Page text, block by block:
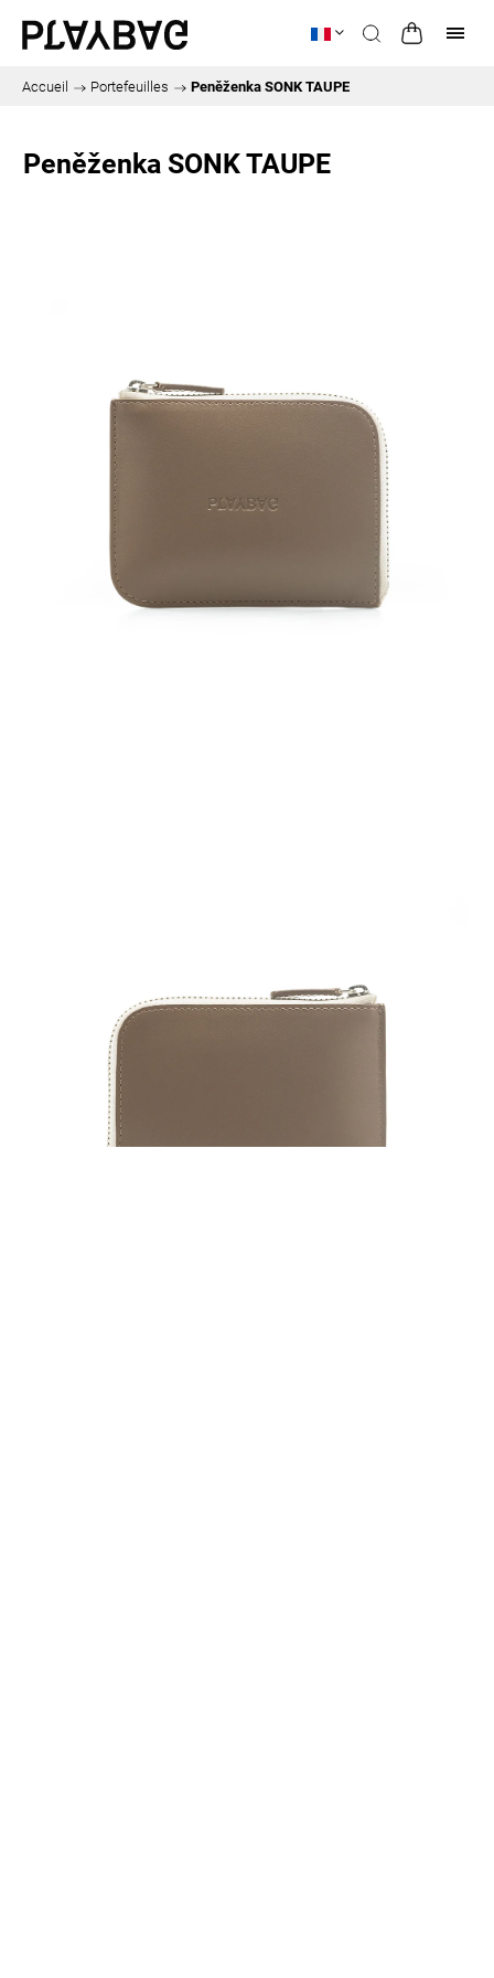
Accueil / Portefeuilles / Peněženka SONK TAUPE
Peněženka SONK TAUPE